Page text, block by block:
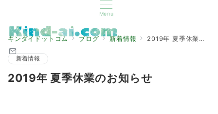
Menu
キンダイドットコム ブログ 新着情報 2019年 夏季休業のお知らせ
新着情報
2019年 夏季休業のお知らせ